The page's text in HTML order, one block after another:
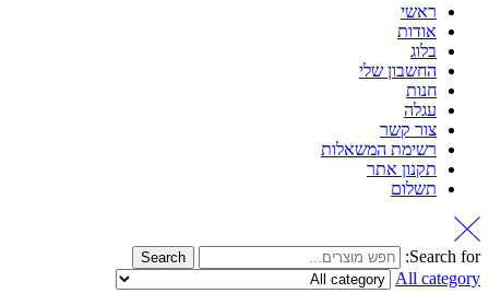
ראשי
אודות
בלוג
החשבון שלי
חנות
עגלה
צור קשר
רשימת המשאלות
תקנון אתר
תשלום
Search for:
Search
All category